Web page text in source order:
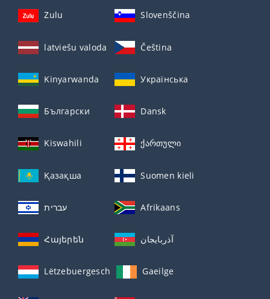
Zulu Slovenščina
latviešu valoda Čeština
Kinyarwanda Українська
Български Dansk
Kiswahili ქართული
Қазақша Suomen kieli
עברית Afrikaans
Հայերեն آذربايجان
Lëtzebuergesch Gaeilge